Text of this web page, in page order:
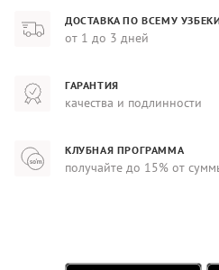
ДОСТАВКА ПО ВСЕМУ
от 1 до 3 дней
ГАРАНТИЯ
качества и подлинности
КЛУБНАЯ ПРОГРАММА
получайте до 15% от